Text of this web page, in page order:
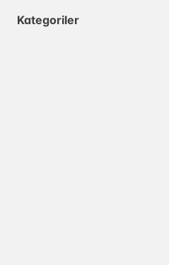
Kategoriler